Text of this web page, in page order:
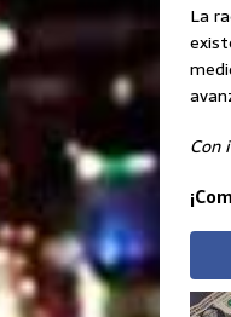
La
Con